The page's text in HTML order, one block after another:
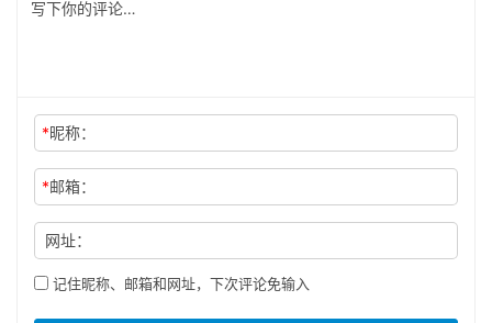
*昵称：
*邮箱：
网址：
记住昵称、邮箱和网址，下次评论免输入